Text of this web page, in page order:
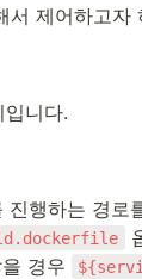
제어하고자
니다.
행하는 경
경우